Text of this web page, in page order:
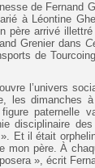
de Fernand
à Léontine
père arrivé
Grenier dans
de
l’univers
les dimanches
paternelle
disciplinaire
Et il était
mon père. À
», écrit